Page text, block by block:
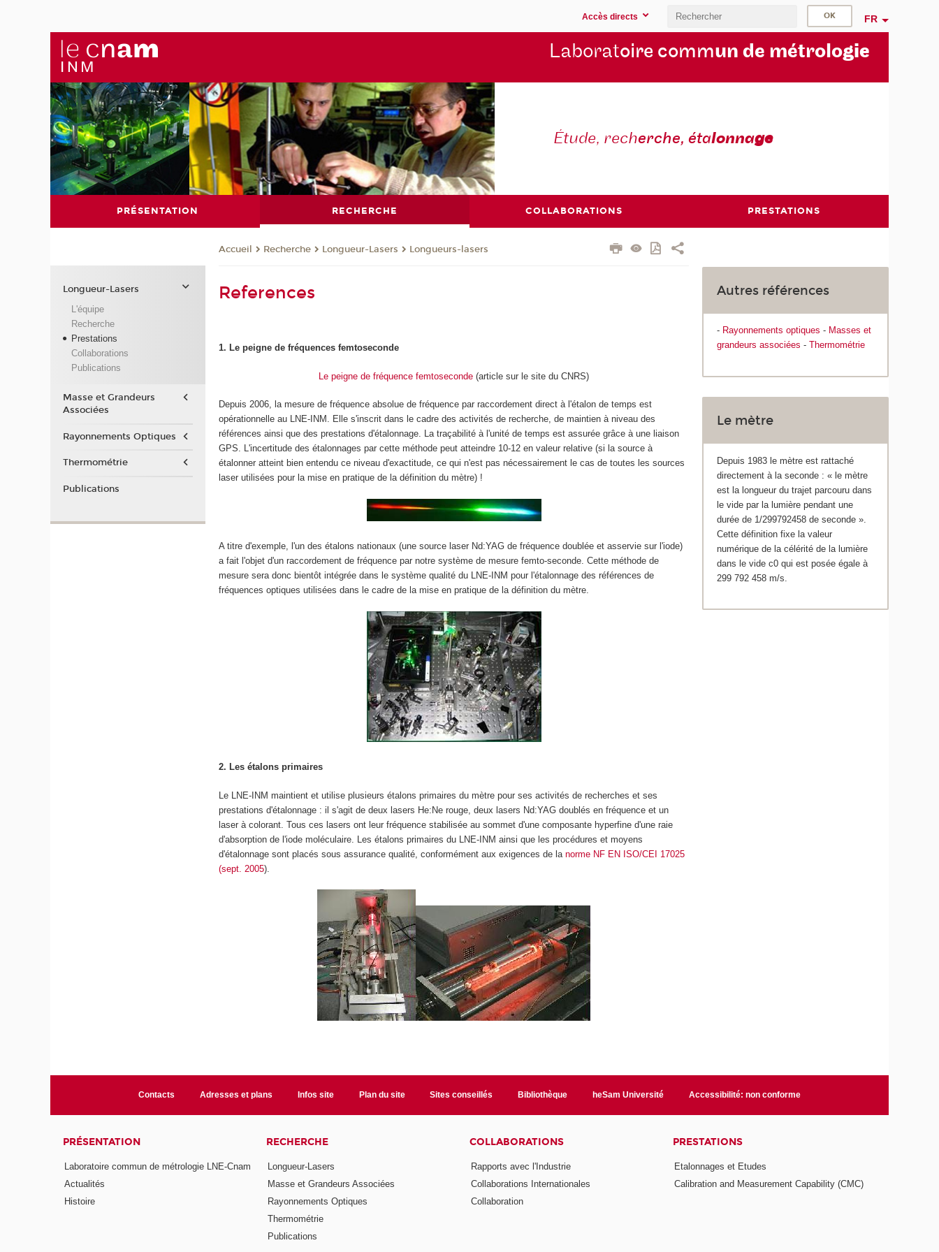
Accès directs FR
Laboratoire commun de métrologie
Étude, recherche, étalonnage
PRÉSENTATION RECHERCHE COLLABORATIONS PRESTATIONS
Accueil Recherche Longueur-Lasers Longueurs-lasers
References
1. Le peigne de fréquences femtoseconde
Le peigne de fréquence femtoseconde (article sur le site du CNRS)
Depuis 2006, la mesure de fréquence absolue de fréquence par raccordement direct à l'étalon de temps est
opérationnelle au LNE-INM. Elle s'inscrit dans le cadre des activités de recherche, de maintien à niveau des
références ainsi que des prestations d'étalonnage. La traçabilité à l'unité de temps est assurée grâce à une liaison
GPS. L'incertitude des étalonnages par cette méthode peut atteindre 10-12 en valeur relative (si la source à
étalonner atteint bien entendu ce niveau d'exactitude, ce qui n'est pas nécessairement le cas de toutes les sources
laser utilisées pour la mise en pratique de la définition du mètre) !
A titre d'exemple, l'un des étalons nationaux (une source laser Nd:YAG de fréquence doublée et asservie sur l'iode)
a fait l'objet d'un raccordement de fréquence par notre système de mesure femto-seconde. Cette méthode de
mesure sera donc bientôt intégrée dans le système qualité du LNE-INM pour l'étalonnage des références de
fréquences optiques utilisées dans le cadre de la mise en pratique de la définition du mètre.
2. Les étalons primaires
Le LNE-INM maintient et utilise plusieurs étalons primaires du mètre pour ses activités de recherches et ses
prestations d'étalonnage : il s'agit de deux lasers He:Ne rouge, deux lasers Nd:YAG doublés en fréquence et un
laser à colorant. Tous ces lasers ont leur fréquence stabilisée au sommet d'une composante hyperfine d'une raie
d'absorption de l'iode moléculaire. Les étalons primaires du LNE-INM ainsi que les procédures et moyens
d'étalonnage sont placés sous assurance qualité, conformément aux exigences de lanorme NF EN ISO/CEI 17025
(sept. 2005).
Autres références
- Rayonnements optiques - Masses et
grandeurs associées -Thermométrie
Le mètre
Depuis 1983 le mètre est rattaché
directement à la seconde : « le mètre
est la longueur du trajet parcouru dans
le vide par la lumière pendant une
durée de 1/299792458 de seconde ».
Cette définition fixe la valeur
numérique de la célérité de la lumière
dans le vide c0 qui est posée égale à
299 792 458 m/s.
Longueur-Lasers
L'équipe
Recherche
Prestations
Collaborations
Publications
Masse et Grandeurs
Associées
Rayonnements Optiques
Thermométrie
Publications
Contacts Adresses et plans Infos site Plan du site Sites conseillés Bibliothèque heSam Université Accessibilité: non conforme
PRÉSENTATION
Laboratoire commun de métrologie LNE-Cnam
Actualités
Histoire
RECHERCHE
Longueur-Lasers
Masse et Grandeurs Associées
Rayonnements Optiques
Thermométrie
Publications
COLLABORATIONS
Rapports avec l'Industrie
Collaborations Internationales
Collaboration
PRESTATIONS
Etalonnages et Etudes
Calibration and Measurement Capability (CMC)